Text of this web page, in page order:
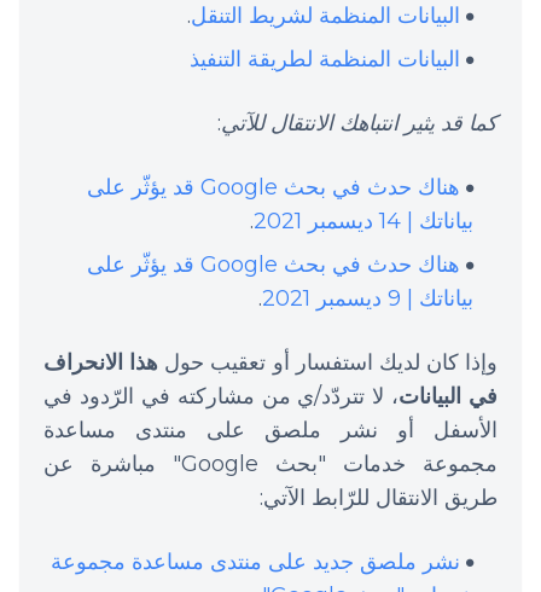
البيانات المنظمة لشريط التنقل.
البيانات المنظمة لطريقة التنفيذ
كما قد يثير انتباهك الانتقال للآتي:
هناك حدث في بحث Google قد يؤثّر على
بياناتك | 14 ديسمبر 2021
.
هناك حدث في بحث Google قد يؤثّر على
بياناتك | 9 ديسمبر 2021
.
وإذا كان لديك استفسار أو تعقيب حول هذا الانحراف
في البيانات، لا تتردّد/ي من مشاركته في الرّدود في
الأسفل أو نشر ملصق على منتدى مساعدة
مجموعة خدمات "بحث Google" مباشرة عن
طريق الانتقال للرّابط الآتي:
نشر ملصق جديد على منتدى مساعدة مجموعة